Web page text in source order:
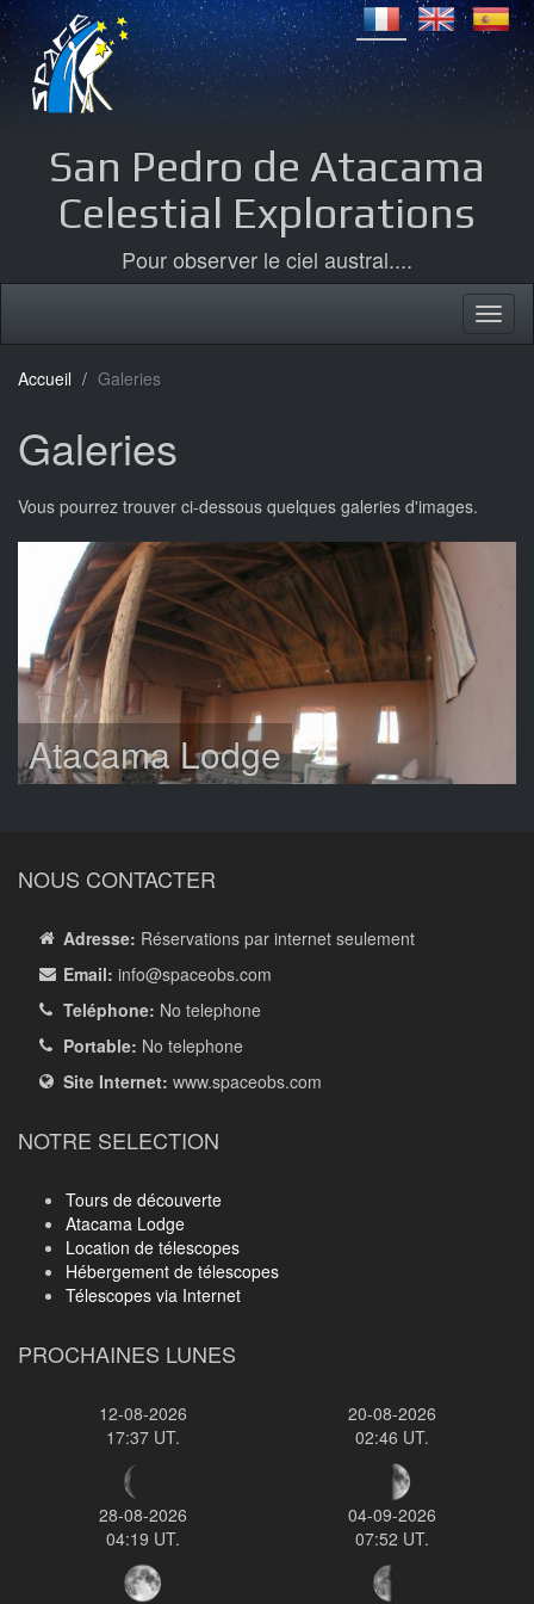
San Pedro de Atacama
Celestial Explorations
Pour observer le ciel austral....
Accueil Galeries
Galeries
Vous pourrez trouver ci-dessous quelques galeries d'images.
Atacama Lodge
NOUS CONTACTER
Adresse: Réservations par internet seulement
Email: info@spaceobs.com
Teléphone: No telephone
Portable: No telephone
Site Internet: www.spaceobs.com
NOTRE SELECTION
Tours de découverte
Atacama Lodge
Location de télescopes
Hébergement de télescopes
Télescopes via Internet
PROCHAINES LUNES
12-08-2026
17:37 UT.
20-08-2026
02:46 UT.
28-08-2026
04:19 UT.
04-09-2026
07:52 UT.